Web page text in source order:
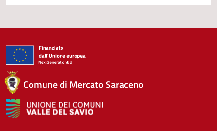
Comune di Mercato Saraceno